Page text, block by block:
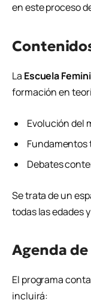
en este proceso
La Escuela
formación en
Evolución del
Fundamentos
Debates
Se trata de un
todas las edades
Agenda
El programa
incluirá: